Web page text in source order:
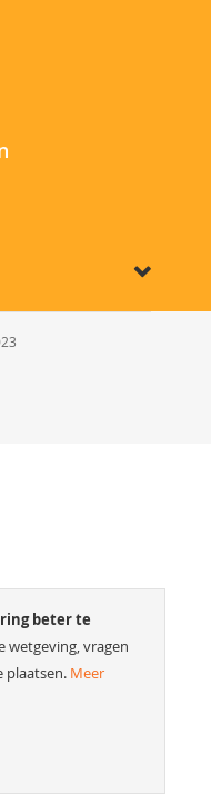
beter te
wetgeving, vragen
plaatsen. Meer